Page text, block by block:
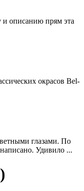
и описанию прям эта
окрасов Bel-
глазами. По
Удивило ...